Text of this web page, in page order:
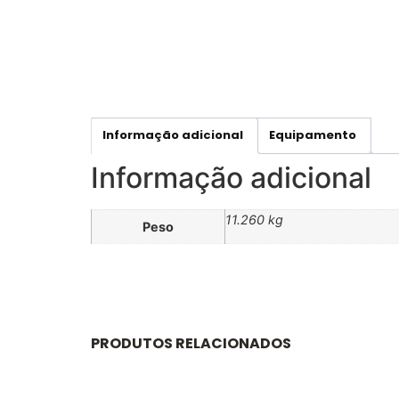
Informação adicional Equipamento
Informação adicional
Peso 11.260 kg
PRODUTOS RELACIONADOS